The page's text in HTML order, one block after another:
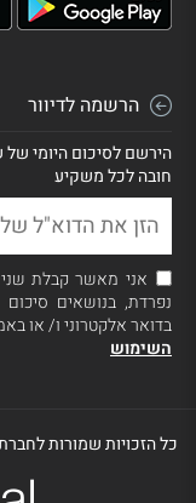
הרשמה לדיוור
הירשם לסיכום היומי של
חובה לכל משקיע
אני מאשר קבלת
נפרדת, בנושאים סיכום
בדואר אלקטרוני ו/ או
השימוש
כל הזכויות שמורות